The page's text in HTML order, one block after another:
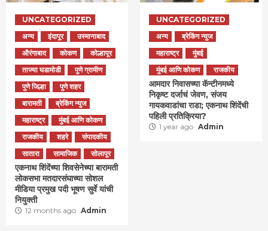
UNCATEGORIZED
अन्य
इंदापूर
उस्मानाबाद
औरंगाबाद
कोकण
कोल्हापूर
ताज्या घडामोडी
पुणे ग्रामीण
पुणे जिल्हा
पुणे शहर
बारामती
ब्रेकिंग न्युज
महाराष्ट्र
मुंबई आणि कोकण
राजकीय
शहरे
संपादकीय
सातारा
सामाजिक सोलापूर
एकनाथ शिंदेंच्या शिवसेनेच्या बारामती
लोकसभा मतदारसंघाच्या सोशल
मीडिया प्रमुख पदी भूषण सुर्वे यांची
नियुक्ती
12 months ago Admin
UNCATEGORIZED
अन्य
ब्रेकिंग न्युज
महाराष्ट्र
मुंबई
मुंबई आणि कोकण
राजकीय
आमदार निवासच्या कॅन्टीनमध्ये
निकृष्ट दर्जाचं जेवण, संजय
गायकवाडांचा राडा; एकनाथ शिंदेंची
पहिली प्रतिक्रिया?
1 year ago Admin